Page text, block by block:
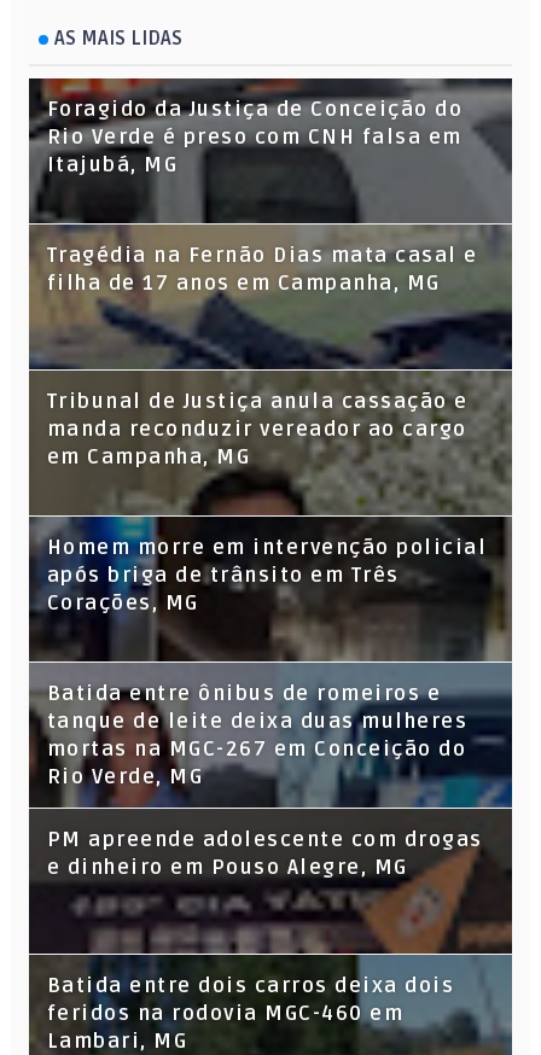
AS MAIS LIDAS
Foragido da Justiça de Conceição do
Rio Verde é preso com CNH falsa em
Itajubá, MG
Tragédia na Fernão Dias mata casal e
filha de 17 anos em Campanha, MG
Tribunal de Justiça anula cassação e
manda reconduzir vereador ao cargo
em Campanha, MG
Homem morre em intervenção policial
após briga de trânsito em Três
Corações, MG
Batida entre ônibus de romeiros e
tanque de leite deixa duas mulheres
mortas na MGC-267 em Conceição do
Rio Verde, MG
PM apreende adolescente com drogas
e dinheiro em Pouso Alegre, MG
Batida entre dois carros deixa dois
feridos na rodovia MGC-460 em
Lambari, MG